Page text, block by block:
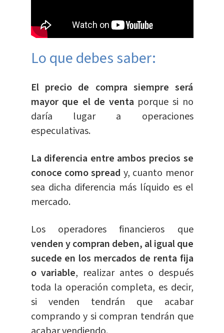
Lo que debes saber:
El precio de compra siempre será
mayor que el de venta porque si no
daría lugar a operaciones
especulativas.
La diferencia entre ambos precios se
conoce como spread y, cuanto menor
sea dicha diferencia más líquido es el
mercado.
Los operadores financieros que
venden y compran deben, al igual que
sucede en los mercados de renta fija
o variable, realizar antes o después
toda la operación completa, es decir,
si venden tendrán que acabar
comprando y si compran tendrán que